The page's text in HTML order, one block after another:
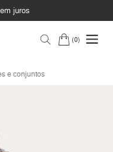
juros
0
e conjuntos